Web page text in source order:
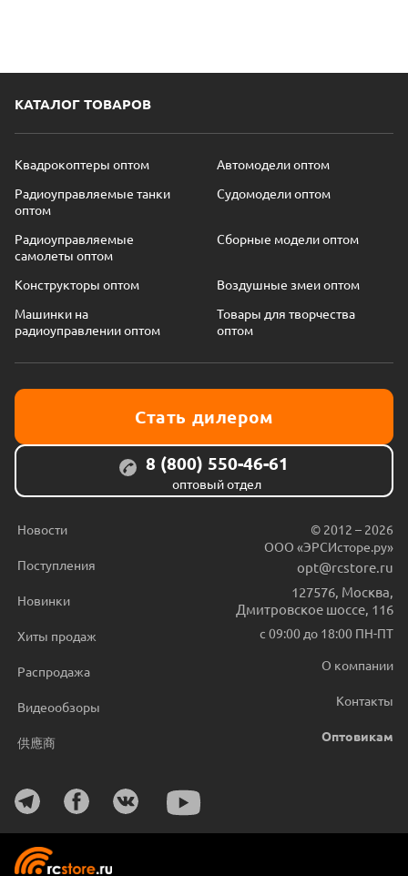
КАТАЛОГ ТОВАРОВ
Квадрокоптеры оптом
Автомодели оптом
Радиоуправляемые танки
оптом
Судомодели оптом
Радиоуправляемые
самолеты оптом
Сборные модели оптом
Конструкторы оптом
Воздушные змеи оптом
Машинки на
радиоуправлении оптом
Товары для творчества
оптом
Стать дилером
8 (800) 550-46-61
оптовый отдел
Новости
Поступления
Новинки
Хиты продаж
Распродажа
Видеообзоры
供應商
© 2012 – 2026
ООО «ЭРСИсторе.ру»
opt@rcstore.ru
127576, Москва,
Дмитровское шоссе, 116
с 09:00 до 18:00 ПН-ПТ
О компании
Контакты
Оптовикам